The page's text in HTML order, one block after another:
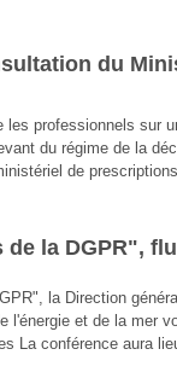
du
les professionnels sur
du régime de la
de
la DGPR",
la Direction
l'énergie et de la mer
La conférence aura